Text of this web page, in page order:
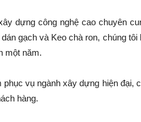
dựng công nghệ cao chuyên
gạch và Keo chà ron, chúng tôi
một năm.
vụ ngành xây dựng hiện đại,
hàng.